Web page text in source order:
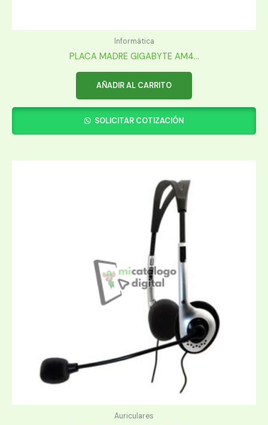
Informática
PLACA MADRE GIGABYTE AM4...
AÑADIR AL CARRITO
SOLICITAR COTIZACIÓN
Auriculares